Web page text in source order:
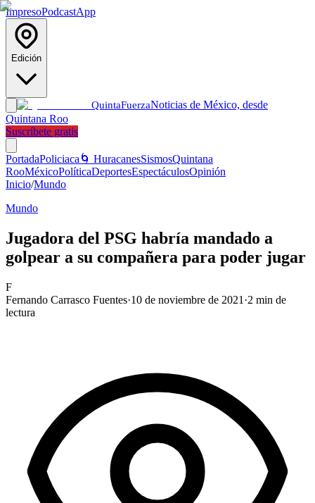
ImpresoPodcastApp
Edición
QuintaFuerzaNoticias de México, desde
Quintana Roo
Suscríbete gratis
PortadaPoliciaca 🌀 HuracanesSismosQuintana
RooMéxicoPolíticaDeportesEspectáculosOpinión
Inicio/Mundo
Mundo
Jugadora del PSG habría mandado a
golpear a su compañera para poder jugar
F
Fernando Carrasco Fuentes·10 de noviembre de 2021 ·2 min de
lectura